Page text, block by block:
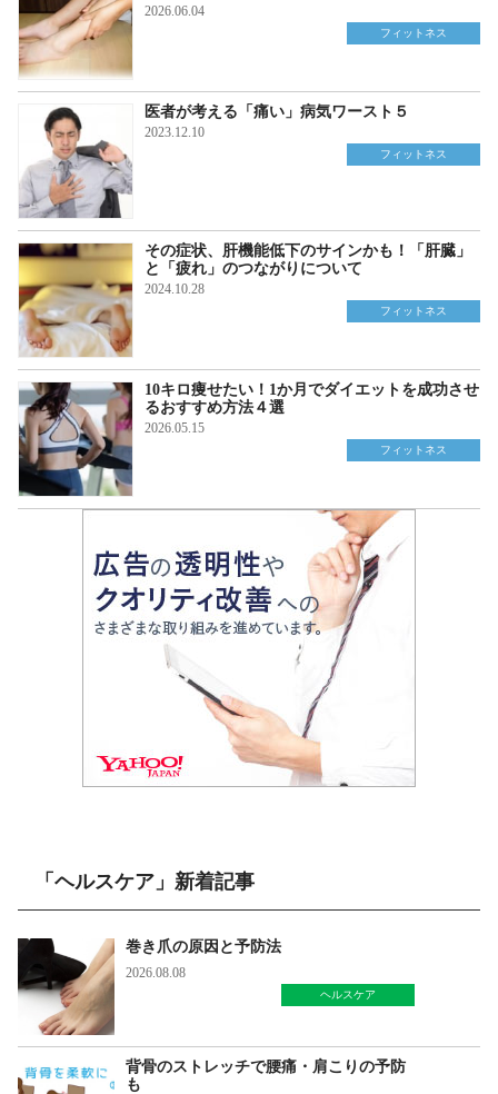
2026.06.04
フィットネス
医者が考える「痛い」病気ワースト５
2023.12.10
フィットネス
その症状、肝機能低下のサインかも！「肝臓」
と「疲れ」のつながりについて
2024.10.28
フィットネス
10キロ痩せたい！1か月でダイエットを成功させ
るおすすめ方法４選
2026.05.15
フィットネス
「ヘルスケア」新着記事
巻き爪の原因と予防法
2026.08.08
ヘルスケア
背骨のストレッチで腰痛・肩こりの予防
も